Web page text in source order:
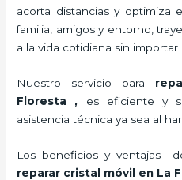
acorta distancias y optimiza
familia, amigos y entorno,
a la vida cotidiana sin
Nuestro servicio para
Floresta
, es eficiente y
asistencia técnica ya sea al
Los beneficios y ventajas
reparar cristal
móvil en La